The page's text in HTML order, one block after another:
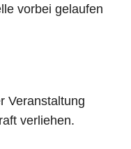
vorbei gelaufen
Veranstaltung
verliehen.